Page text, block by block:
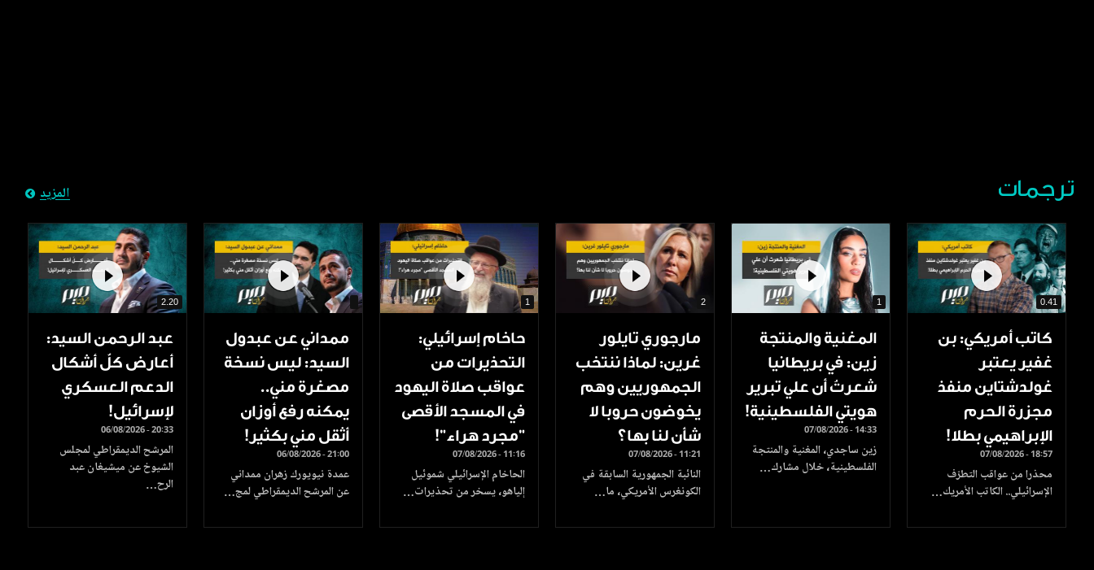
ترجمات المزيد
0.41
كاتب أمريكي: بن
غفير يعتبر
غولدشتاين منفذ
مجزرة الحرم
الإبراهيمي بطلا!
07/08/2026 - 18:57
محذرا من عواقب التطرّف
الإسرائيلي.. الكاتب الأمريك…
1
المغنية والمنتجة
زين: في بريطانيا
شعرتُ أن علي تبرير
هويتي الفلسطينية!
07/08/2026 - 14:33
زين ساجدي، المغنية والمنتجة
الفلسطينية، خلال مشارك…
2
مارجوري تايلور
غرين: لماذا ننتخب
الجمهوريين وهم
يخوضون حروبا لا
شأن لنا بها؟
07/08/2026 - 11:21
النائبة الجمهورية السابقة في
الكونغرس الأمريكي، ما…
1
حاخام إسرائيلي:
التحذيرات من
عواقب صلاة اليهود
في المسجد الأقصى
"مجرد هراء"!
07/08/2026 - 11:16
الحاخام الإسرائيلي شموئيل
إلياهو، يسخر من تحذيرات…
ممداني عن عبدول
السيد: ليس نسخة
مصغرة مني..
يمكنه رفع أوزان
أثقل مني بكثير!
06/08/2026 - 21:00
عمدة نيويورك زهران ممداني
عن المرشح الديمقراطي لمج…
2.20
عبد الرحمن السيد:
أعارض كلّ أشكال
الدعم العسكري
لإسرائيل!
06/08/2026 - 20:33
المرشح الديمقراطي لمجلس
الشيوخ عن ميشيغان عبد
الرح…